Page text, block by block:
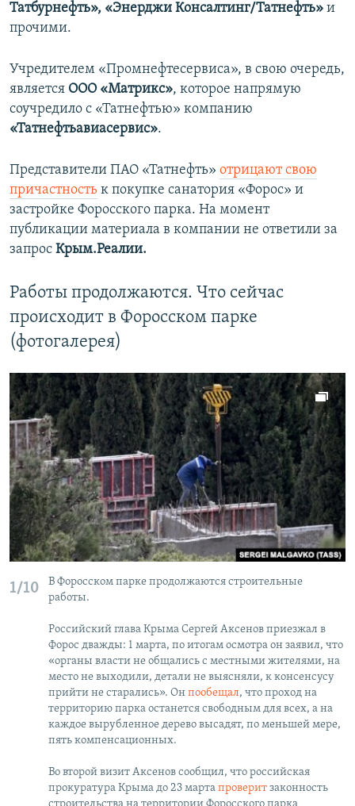
Татбурнефть», «Энерджи Консалтинг/Татнефть» и
прочими.
Учредителем «Промнефтесервиса», в свою очередь,
является ООО «Матрикс», которое напрямую
соучредило с «Татнефтью» компанию
«Татнефтьавиасервис».
Представители ПАО «Татнефть» отрицают свою
причастность к покупке санатория «Форос» и
застройке Форосского парка. На момент
публикации материала в компании не ответили за
запрос Крым.Реалии.
Работы продолжаются. Что сейчас
происходит в Форосском парке
(фотогалерея)
1/10
В Форосском парке продолжаются строительные
работы.
Российский глава Крыма Сергей Аксенов приезжал в
Форос дважды: 1 марта, по итогам осмотра он заявил, что
«органы власти не общались с местными жителями, на
место не выходили, детали не выясняли, к консенсусу
прийти не старались». Он пообещал, что проход на
территорию парка останется свободным для всех, а на
каждое вырубленное дерево высадят, по меньшей мере,
пять компенсационных.
Во второй визит Аксенов сообщил, что российская
прокуратура Крыма до 23 марта проверит законность